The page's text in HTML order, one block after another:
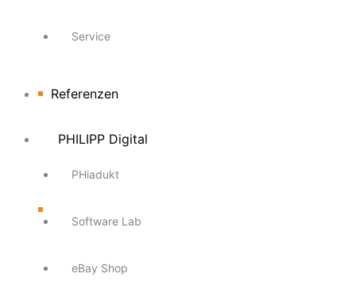
Service
Referenzen
PHILIPP Digital
PHiadukt
Software Lab
eBay Shop